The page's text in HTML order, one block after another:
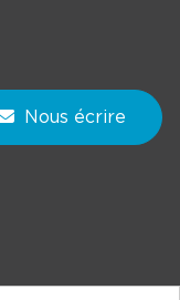
Nous écrire